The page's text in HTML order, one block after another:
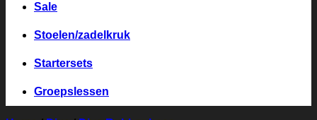
Sale
Stoelen/zadelkruk
Startersets
Groepslessen